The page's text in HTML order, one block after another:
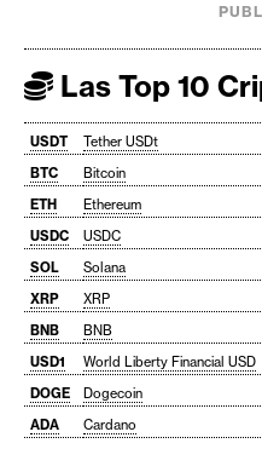
Las Top 10
USDT Tether USDt
BTC
Bitcoin
ETH
Ethereum
USDC
USDC
SOL
Solana
XRP
XRP
BNB
BNB
USD1
World Liberty Financial USD
DOGE
Dogecoin
ADA
Cardano